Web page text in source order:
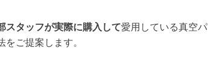
スタッフが実際に購入して愛用している真空パ
ご提案します。